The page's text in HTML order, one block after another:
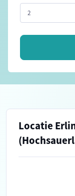
Locatie